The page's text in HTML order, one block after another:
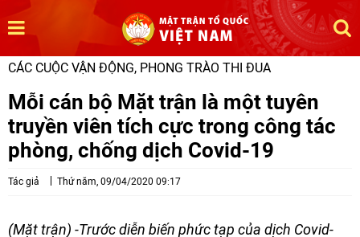
CÁC CUỘC VẬN ĐỘNG, PHONG TRÀO THI ĐUA
Mỗi cán bộ Mặt trận là một tuyên
truyền viên tích cực trong công tác
phòng, chống dịch Covid-19
Tác giả Thứ năm, 09/04/2020 09:17
(Mặt trận) -Trước diễn biến phức tạp của dịch Covid-